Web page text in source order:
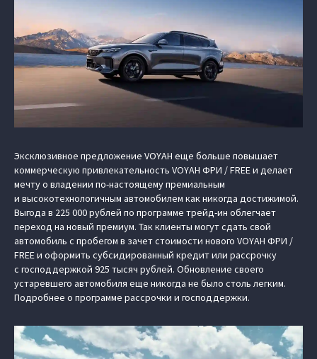
Эксклюзивное предложение VOYAH еще больше повышает
коммерческую привлекательность VOYAH ФРИ / FREE и делает
мечту о владении по-настоящему премиальным
и высокотехнологичным автомобилем как никогда достижимой.
Выгода в 225 000 рублей по программе трейд-ин облегчает
переход на новый премиум. Так клиенты могут сдать свой
автомобиль с пробегом в зачет стоимости нового VOYAH ФРИ /
FREE и оформить субсидированный кредит или рассрочку
с господдержкой 925 тысяч рублей. Обновление своего
устаревшего автомобиля еще никогда не было столь легким.
Подробнее о программе рассрочки и господдержки.